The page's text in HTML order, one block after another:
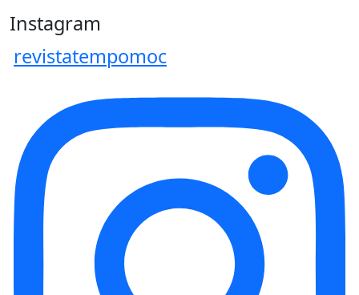
Instagram
revistatempomoc